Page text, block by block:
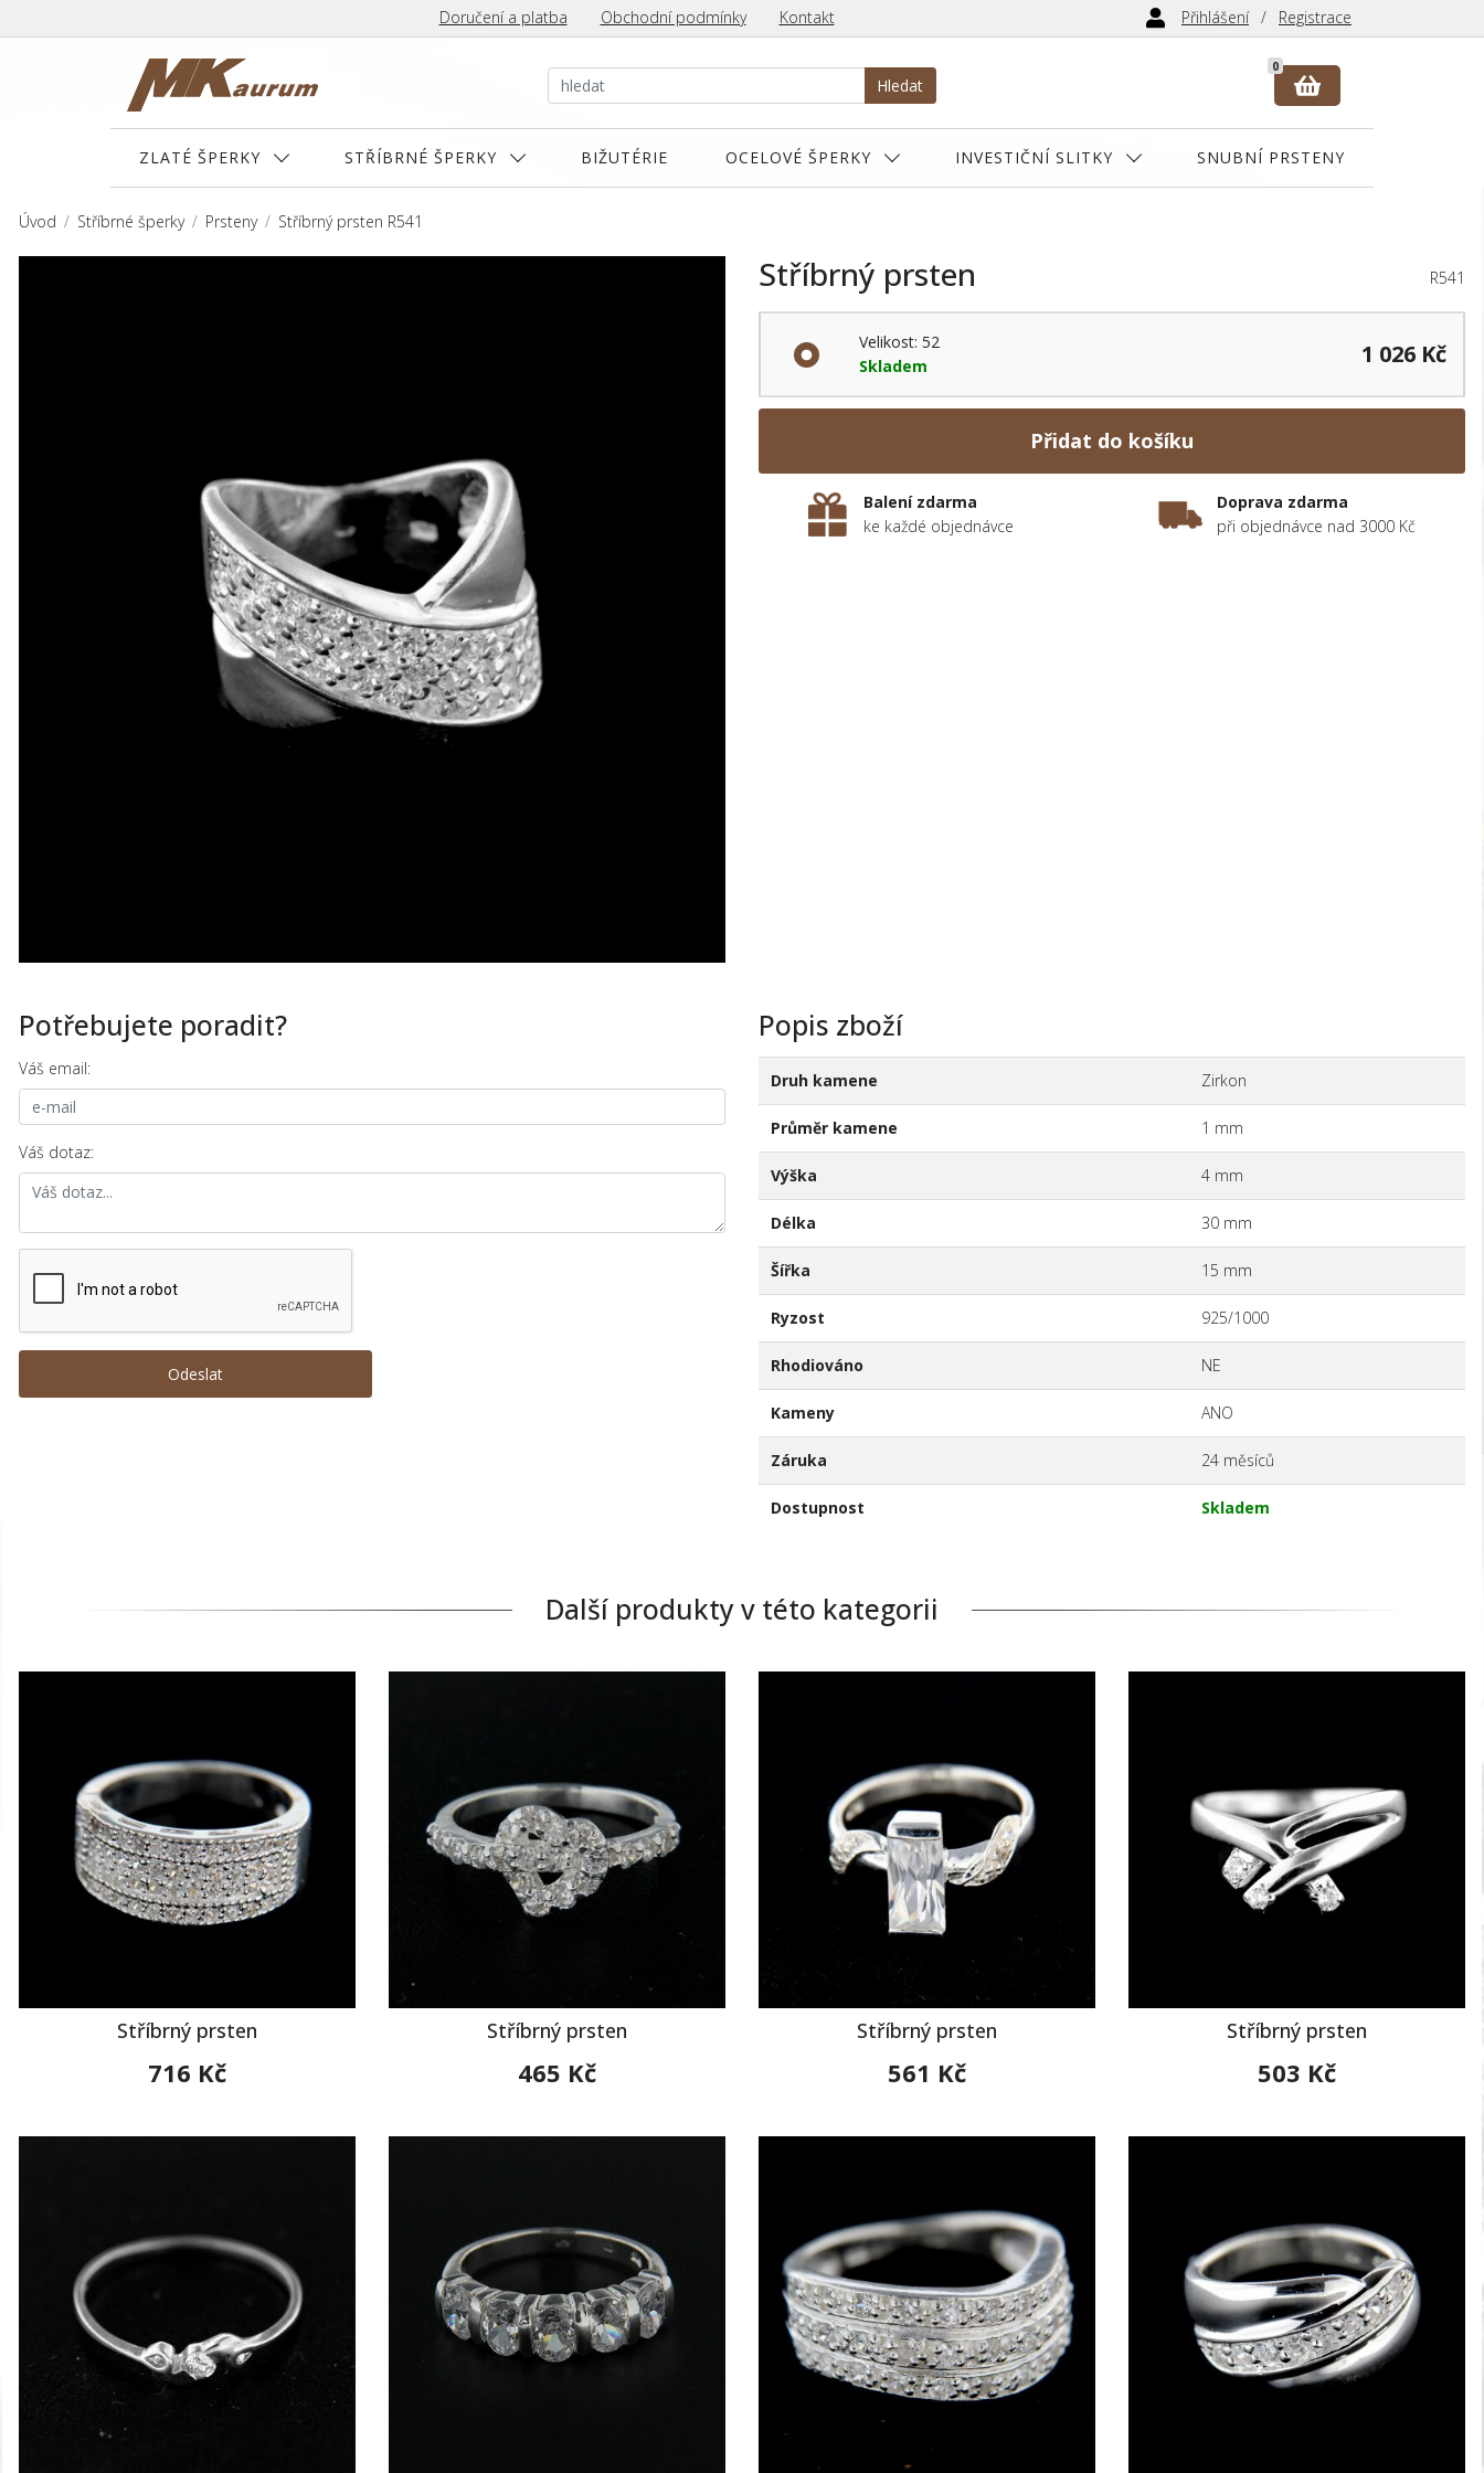
Doručení a platba Obchodní podmínky Kontakt Přihlášení Registrace
Hledat
0
ZLATÉ ŠPERKY STŘÍBRNÉ ŠPERKY BIŽUTÉRIE OCELOVÉ ŠPERKY INVESTIČNÍ SLITKY SNUBNÍ PRSTENY
Úvod Stříbrné šperky Prsteny Stříbrný prsten R541
Stříbrný prsten R541
Velikost: 52
Skladem
1 026 Kč
Přidat do košíku
Balení zdarma
ke každé objednávce
Doprava zdarma
při objednávce nad 3000 Kč
Popis zboží
Druh kamene Zirkon
Průměr kamene 1 mm
Výška 4 mm
Délka 30 mm
Šířka 15 mm
Ryzost 925/1000
Rhodiováno NE
Kameny ANO
Záruka 24 měsíců
Dostupnost Skladem
Potřebujete poradit?
Váš email:
Váš dotaz:
Další produkty v této kategorii
Stříbrný prsten
716 Kč
Stříbrný prsten
465 Kč
Stříbrný prsten
561 Kč
Stříbrný prsten
503 Kč